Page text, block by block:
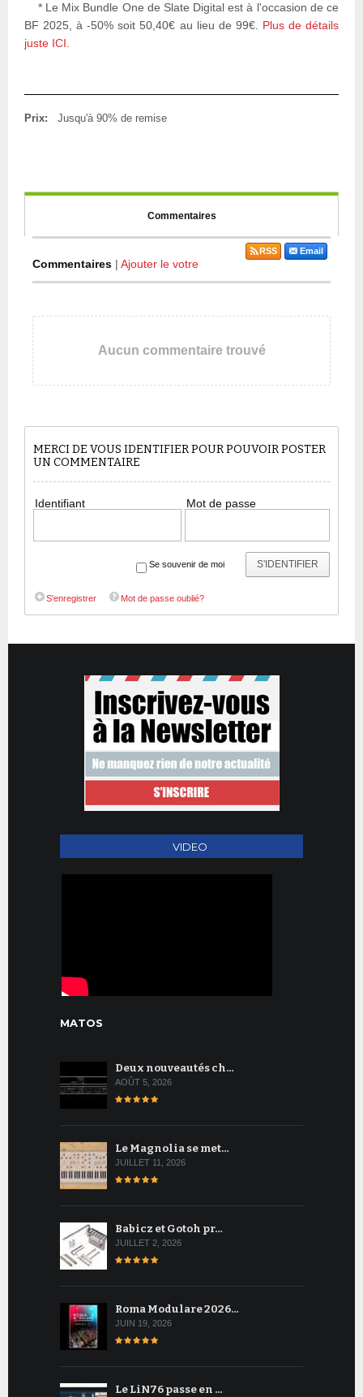
* Le Mix Bundle One de Slate Digital est à l'occasion de ce
BF 2025, à -50% soit 50,40€ au lieu de 99€. Plus de détails
juste ICI.
Prix: Jusqu'à 90% de remise
Commentaires
Commentaires | Ajouter le votre
Email
RSS
Aucun commentaire trouvé
MERCI DE VOUS IDENTIFIER POUR POUVOIR POSTER
UN COMMENTAIRE
Identifiant Mot de passe
S'IDENTIFIER
Se souvenir de moi
S'enregistrer Mot de passe oublié?
VIDEO
MATOS
Deux nouveautés ch…
AOÛT 5, 2026
Le Magnolia se met…
JUILLET 11, 2026
Babicz et Gotoh pr…
JUILLET 2, 2026
Roma Modulare 2026…
JUIN 19, 2026
Le LiN76 passe en …